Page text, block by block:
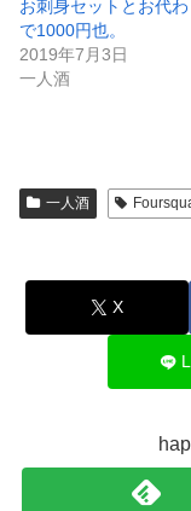
お刺身セットとお代
で1000円也。
2019年7月3日
一人酒
一人酒
X